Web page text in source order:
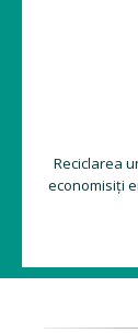
Reciclarea
economisiți